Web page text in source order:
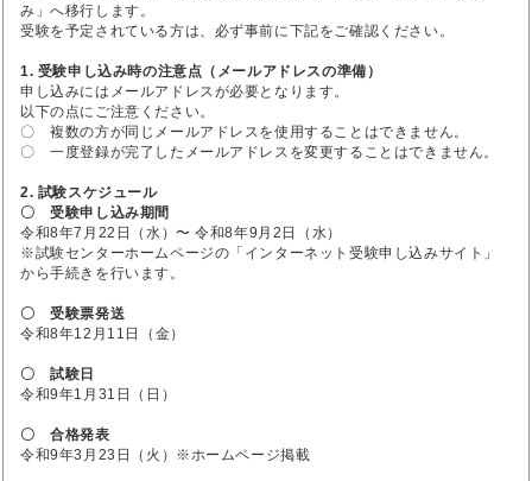
み」へ移行します。
受験を予定されている方は、必ず事前に下記をご確認ください。
1. 受験申し込み時の注意点（メールアドレスの準備）
申し込みにはメールアドレスが必要となります。
以下の点にご注意ください。
〇 複数の方が同じメールアドレスを使用することはできません。
〇 一度登録が完了したメールアドレスを変更することはできません。
2. 試験スケジュール
〇 受験申し込み期間
令和8年7月22日（水）〜 令和8年9月2日（水）
※試験センターホームページの「インターネット受験申し込みサイト」
から手続きを行います。
〇 受験票発送
令和8年12月11日（金）
〇 試験日
令和9年1月31日（日）
〇 合格発表
令和9年3月23日（火）※ホームページ掲載